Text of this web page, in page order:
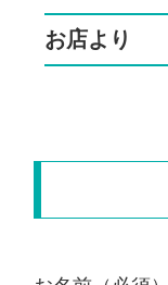
お店より